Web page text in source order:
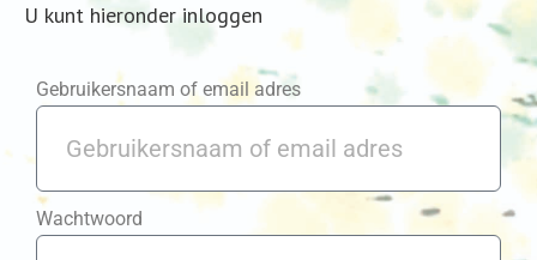
U kunt hieronder inloggen
Gebruikersnaam of email adres
Wachtwoord